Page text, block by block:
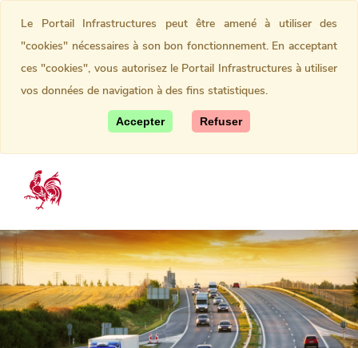
Le Portail Infrastructures peut être amené à utiliser des
"cookies" nécessaires à son bon fonctionnement. En acceptant
ces "cookies", vous autorisez le Portail Infrastructures à utiliser
vos données de navigation à des fins statistiques.
Accepter Refuser